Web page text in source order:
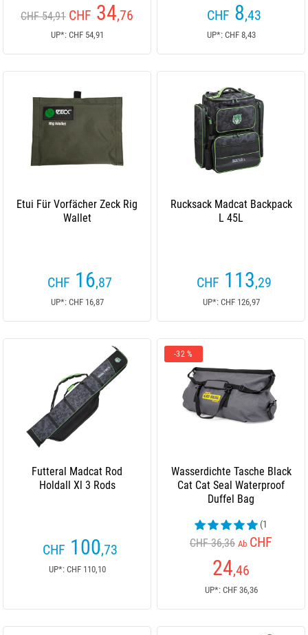
CHF 54,91 CHF 34,76
UP*: CHF 54,91
CHF 8,43
UP*: CHF 8,43
Etui Für Vorfächer Zeck Rig
Wallet
CHF 16,87
UP*: CHF 16,87
Rucksack Madcat Backpack
L 45L
CHF 113,29
UP*: CHF 126,97
Futteral Madcat Rod
Holdall Xl 3 Rods
CHF 100,73
UP*: CHF 110,10
-32 %
Wasserdichte Tasche Black
Cat Cat Seal Waterproof
Duffel Bag
(1
Kundenrezensionen)
CHF 36,36 Ab CHF
24,46
UP*: CHF 36,36